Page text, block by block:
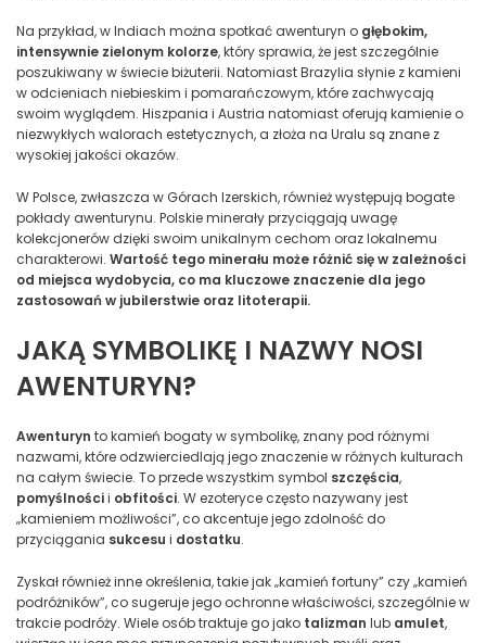
Na przykład, w Indiach można spotkać awenturyn o głębokim,
intensywnie zielonym kolorze, który sprawia, że jest szczególnie
poszukiwany w świecie biżuterii. Natomiast Brazylia słynie z kamieni
w odcieniach niebieskim i pomarańczowym, które zachwycają
swoim wyglądem. Hiszpania i Austria natomiast oferują kamienie o
niezwykłych walorach estetycznych, a złoża na Uralu są znane z
wysokiej jakości okazów.
W Polsce, zwłaszcza w Górach Izerskich, również występują bogate
pokłady awenturynu. Polskie minerały przyciągają uwagę
kolekcjonerów dzięki swoim unikalnym cechom oraz lokalnemu
charakterowi. Wartość tego minerału może różnić się w zależności
od miejsca wydobycia, co ma kluczowe znaczenie dla jego
zastosowań w jubilerstwie oraz litoterapii.
JAKĄ SYMBOLIKĘ I NAZWY NOSI
AWENTURYN?
Awenturyn to kamień bogaty w symbolikę, znany pod różnymi
nazwami, które odzwierciedlają jego znaczenie w różnych kulturach
na całym świecie. To przede wszystkim symbol szczęścia,
pomyślnościi obfitości. W ezoteryce często nazywany jest
„kamieniem możliwości”, co akcentuje jego zdolność do
przyciągania sukcesu i dostatku.
Zyskał również inne określenia, takie jak „kamień fortuny” czy „kamień
podróżników”, co sugeruje jego ochronne właściwości, szczególnie w
trakcie podróży. Wiele osób traktuje go jako talizman lub amulet,